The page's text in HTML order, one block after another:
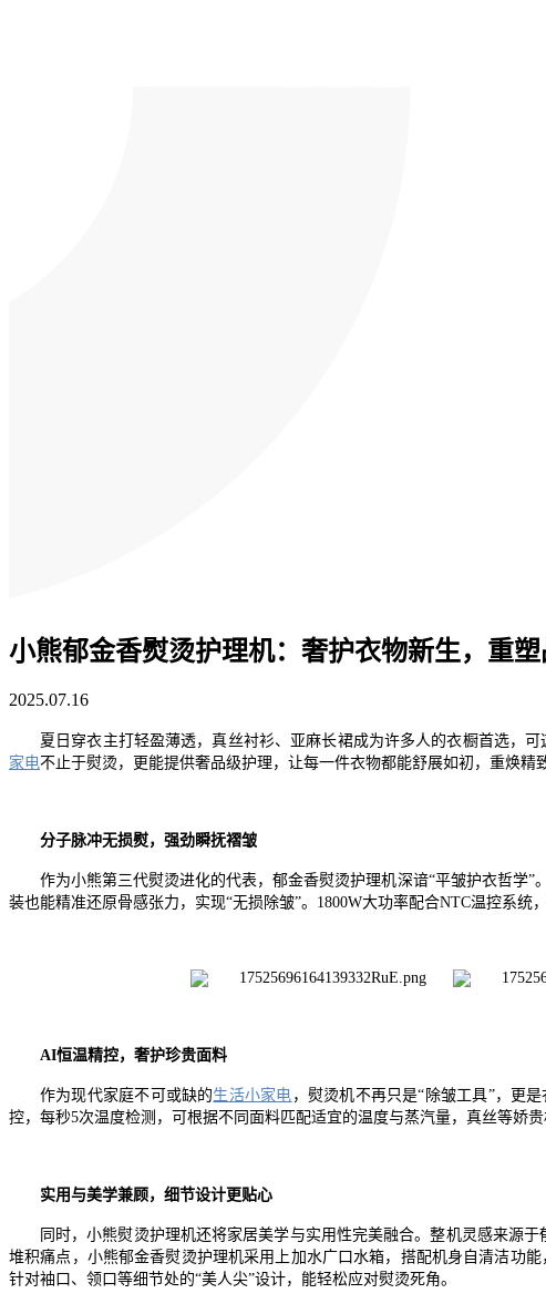
小熊郁金香熨烫护理机：奢护衣物新生，重
2025.07.16
夏日穿衣主打轻盈薄透，真丝衬衫、亚麻长裙成为许多人的衣橱首选，
家电不止于熨烫，更能提供奢品级护理，让每一件衣物都能舒展如初，重焕精
分子脉冲无损熨，强劲瞬抚褶皱
作为小熊第三代熨烫进化的代表，郁金香熨烫护理机深谙“平皱护衣哲学
装也能精准还原骨感张力，实现“无损除皱”。1800W大功率配合NTC温控系
AI恒温精控，奢护珍贵面料
作为现代家庭不可或缺的生活小家电 ，熨烫机不再只是“除皱工具”，更
控，每秒5次温度检测，可根据不同面料匹配适宜的温度与蒸汽量，真丝等娇
实用与美学兼顾，细节设计更贴心
同时，小熊熨烫护理机还将家居美学与实用性完美融合。整机灵感来源
堆积痛点，小熊郁金香熨烫护理机采用上加水广口水箱，搭配机身自清洁功
针对袖口、领口等细节处的“美人尖”设计，能轻松应对熨烫死角。